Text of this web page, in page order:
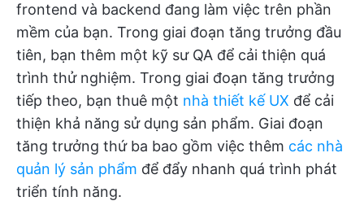
frontend và backend đang làm việc trên phần
mềm của bạn. Trong giai đoạn tăng trưởng đầu
tiên, bạn thêm một kỹ sư QA để cải thiện quá
trình thử nghiệm. Trong giai đoạn tăng trưởng
tiếp theo, bạn thuê một nhà thiết kế UX để cải
thiện khả năng sử dụng sản phẩm. Giai đoạn
tăng trưởng thứ ba bao gồm việc thêm các nhà
quản lý sản phẩm để đẩy nhanh quá trình phát
triển tính năng.